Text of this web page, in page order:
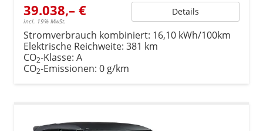
39.038,– €
incl. 19% MwSt.
Details
Stromverbrauch kombiniert: 16,10 kWh/100km
Elektrische Reichweite: 381 km
CO2-Klasse: A
CO2-Emissionen: 0 g/km